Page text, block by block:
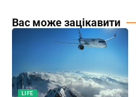
Вас може зацікавити
LIFE